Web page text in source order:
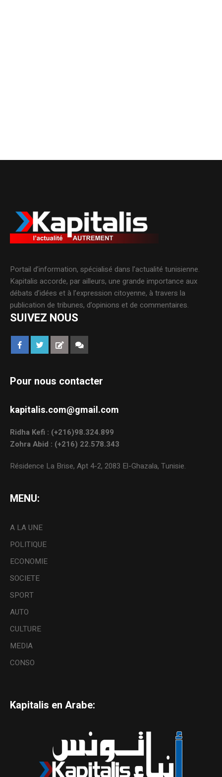
Portail d’information, spécialisé dans l’actualité tunisienne.
Kapitalis accorde, par ailleurs, une grande importance aux
débats d’idées et à l’expression citoyenne, à travers la
publication de tribunes, d’opinions et de commentaires.
SUIVEZ NOUS
Pour nous contacter
kapitalis.com@gmail.com
Ridha Kefi : (+216)98.324.899
Zohra Abid : (+216) 22.578.343
Résidence La Brise, Apt 4-2, 2083 El-Ghazala, Tunisie.
MENU:
A LA UNE
POLITIQUE
ECONOMIE
SOCIETE
SPORT
AUTO
CULTURE
MEDIA
CONSO
Kapitalis en Arabe: